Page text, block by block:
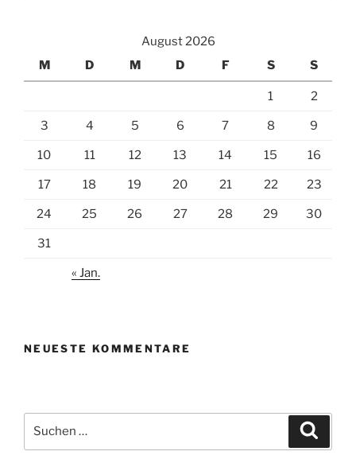
August 2026
M
D M D F S S
1 2
3 4 5 6 7 8 9
10 11 12 13 14 15 16
17 18 19 20 21 22 23
24 25 26 27 28 29 30
31
« Jan.
NEUESTE KOMMENTARE
nach: